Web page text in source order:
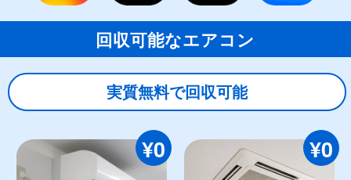
回収可能なエアコン
実質無料で回収可能
¥0 ¥0